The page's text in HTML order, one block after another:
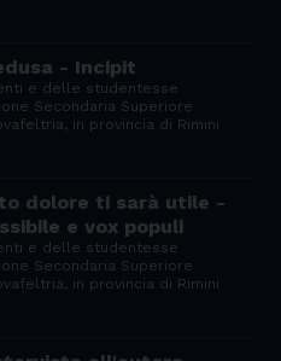
- Incipit
e delle studentesse
Secondaria Superiore
in provincia di Rimini
dolore ti sarà utile -
e vox populi
e delle studentesse
Secondaria Superiore
in provincia di Rimini